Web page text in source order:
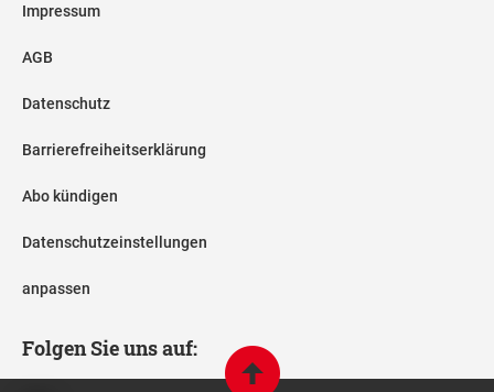
Impressum
AGB
Datenschutz
Barrierefreiheitserklärung
Abo kündigen
Datenschutzeinstellungen
anpassen
Folgen Sie uns auf: